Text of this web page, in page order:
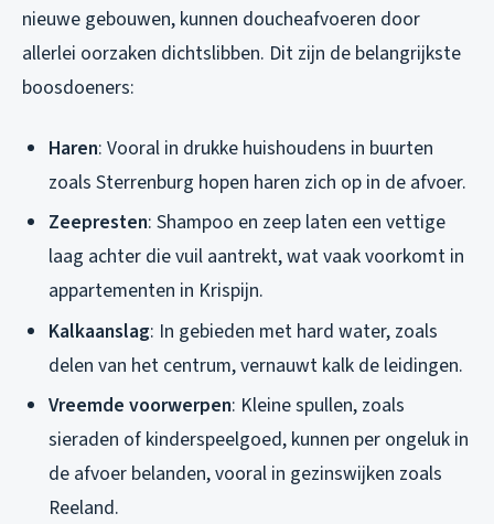
nieuwe gebouwen, kunnen doucheafvoeren door
allerlei oorzaken dichtslibben. Dit zijn de belangrijkste
boosdoeners:
Haren: Vooral in drukke huishoudens in buurten
zoals Sterrenburg hopen haren zich op in de afvoer.
Zeepresten: Shampoo en zeep laten een vettige
laag achter die vuil aantrekt, wat vaak voorkomt in
appartementen in Krispijn.
Kalkaanslag: In gebieden met hard water, zoals
delen van het centrum, vernauwt kalk de leidingen.
Vreemde voorwerpen: Kleine spullen, zoals
sieraden of kinderspeelgoed, kunnen per ongeluk in
de afvoer belanden, vooral in gezinswijken zoals
Reeland.